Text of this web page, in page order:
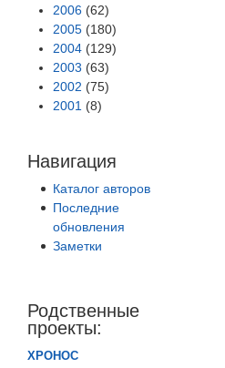
2006 (62)
2005 (180)
2004 (129)
2003 (63)
2002 (75)
2001 (8)
Навигация
Каталог авторов
Последние
обновления
Заметки
Родственные
проекты:
ХРОНОС